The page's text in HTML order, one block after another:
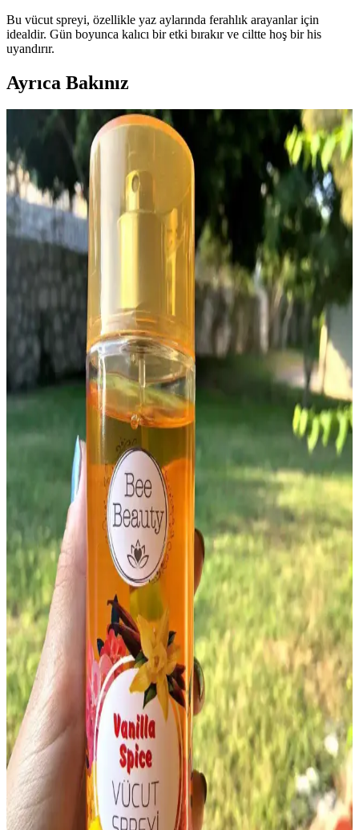
Bu vücut spreyi, özellikle yaz aylarında ferahlık arayanlar için
idealdir. Gün boyunca kalıcı bir etki bırakır ve ciltte hoş bir his
uyandırır.
Ayrıca Bakınız
Xo Hope Vücut Spreyi 150 ml Odunsu Ferahlatıcı
Kokusu ve Kullanım Özellikleri
Xo Hope Vücut Spreyi 150 ml, odunsu aromasıyla gün boyunca
ferah ve taze hissettirir, seyahat ve spor için ideal, hafif yapısı ve
kolay kullanımıyla hareketli yaşam tarzına uygundur.
Watsons Vücut Spreyleri: Yaz ve Günlük Kullanım
İçin En İyi Seçenekler
Watsons mağazalarında bulunan çeşitli vücut spreyleri ile yaz ve
günlük kullanımda ferahlık ve kalıcılık sağlayın. Doğru ürün seçimi
için ipuçları ve trendlerle dolu rehber.
Victoria's Secret Velvet Petals Vücut Spreyi: Hafif ve
Ferah Çiçekli Koku Deneyimi
Victoria's Secret Velvet Petals vücut spreyi, taze çiçek ve meyveli
notalarla hafif ve kalıcı bir koku sunar, genç ve dinamik kullanıcılar
için uygun, sınırlı stoklarla erişilebilir.
En İyi Erkek Vücut Spreyleri Rehberi: Kalıcı ve
Ferahlatıcı Seçenekler 2023
Erkekler için en iyi vücut spreyleri, kalıcılık, koku profili ve cilt
uyumu açısından detaylı analiz edilerek sunuluyor. Günlük kullanım
ve özel günler için ideal seçenekleri keşfedin.
Victoria's Secret Midnight Bloom Üçlü Vücut Spreyi
Seti Günlük ve Özel Kullanım İçin Uygun
Victoria's Secret Midnight Bloom seti, üç farklı odunsu, çiçeksi ve
vanilya notasıyla günlük ve özel anlarınızı güzelleştirir, kalıcılığı
sınırlı olsa da hafif ve etkileyici kokular sunar.
Chakra Vücut Spreyi Karşılaştırması: Natural
Flowers ve Soft Linen Farkları ve Kullanıcı
Yorumları
Bu makalede Chakra Vücut Spreyi'nin Natural Flowers ve Soft
Linen çeşitleri detaylı karşılaştırılıyor. Her iki ürünün özellikleri,
kullanıcı yorumları ve kalıcılık performansları analiz edilerek, en
uygun seçenek belirleniyor.
Avon Attraction Sensation ve Bargello No.122